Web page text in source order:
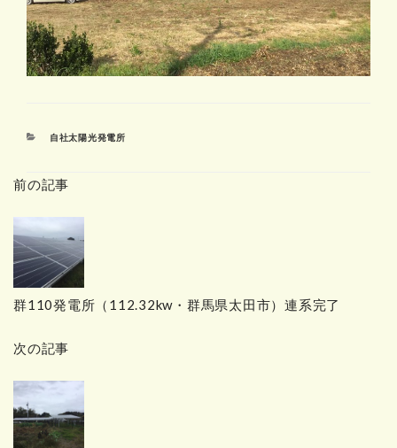
カ
リ
自社太陽光発電所
前の記事
群110発電所（112.32kw・群馬県太田市）連系完了
次の記事